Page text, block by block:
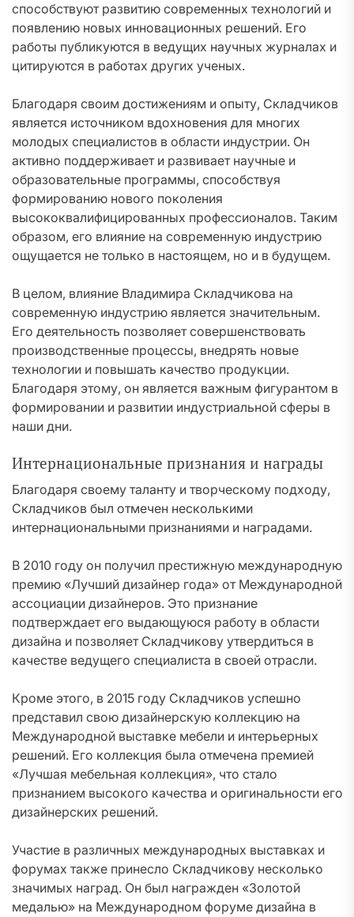
способствуют развитию современных технологий и
появлению новых инновационных решений. Его
работы публикуются в ведущих научных журналах и
цитируются в работах других ученых.
Благодаря своим достижениям и опыту, Складчиков
является источником вдохновения для многих
молодых специалистов в области индустрии. Он
активно поддерживает и развивает научные и
образовательные программы, способствуя
формированию нового поколения
высококвалифицированных профессионалов. Таким
образом, его влияние на современную индустрию
ощущается не только в настоящем, но и в будущем.
В целом, влияние Владимира Складчикова на
современную индустрию является значительным.
Его деятельность позволяет совершенствовать
производственные процессы, внедрять новые
технологии и повышать качество продукции.
Благодаря этому, он является важным фигурантом в
формировании и развитии индустриальной сферы в
наши дни.
Интернациональные признания и награды
Благодаря своему таланту и творческому подходу,
Складчиков был отмечен несколькими
интернациональными признаниями и наградами.
В 2010 году он получил престижную международную
премию «Лучший дизайнер года» от Международной
ассоциации дизайнеров. Это признание
подтверждает его выдающуюся работу в области
дизайна и позволяет Складчикову утвердиться в
качестве ведущего специалиста в своей отрасли.
Кроме этого, в 2015 году Складчиков успешно
представил свою дизайнерскую коллекцию на
Международной выставке мебели и интерьерных
решений. Его коллекция была отмечена премией
«Лучшая мебельная коллекция», что стало
признанием высокого качества и оригинальности его
дизайнерских решений.
Участие в различных международных выставках и
форумах также принесло Складчикову несколько
значимых наград. Он был награжден «Золотой
медалью» на Международном форуме дизайна в